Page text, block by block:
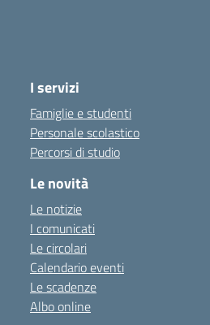
I servizi
Famiglie e studenti
Personale scolastico
Percorsi di studio
Le novità
Le notizie
I comunicati
Le circolari
Calendario eventi
Le scadenze
Albo online